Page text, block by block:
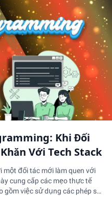
Khi Đối
Với Tech Stack
một đối tác mới làm quen với
cung cấp các mẹo thực tế
việc sử dụng các phép so
cách tạo ra một môi trường